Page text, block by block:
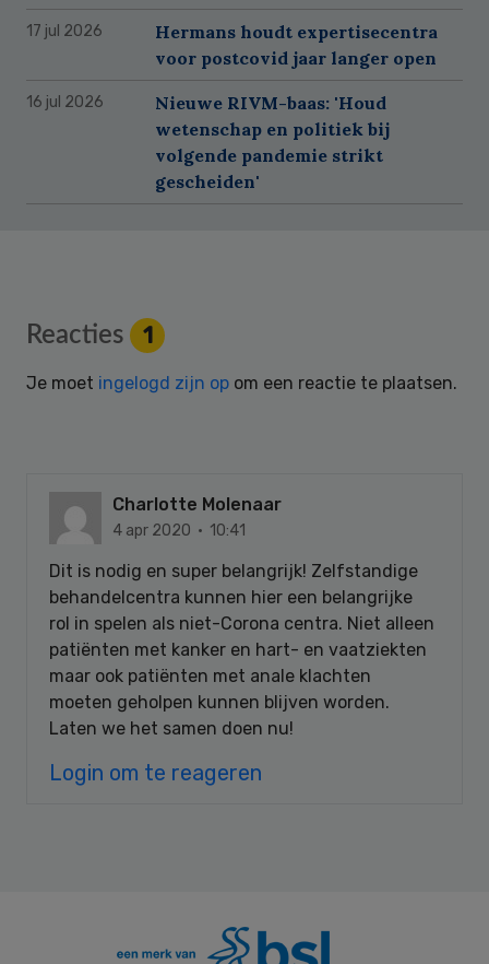
17 jul 2026
Hermans houdt expertisecentra
voor postcovid jaar langer open
16 jul 2026
Nieuwe RIVM-baas: 'Houd
wetenschap en politiek bij
volgende pandemie strikt
gescheiden'
Reader
Interactions
Reacties 1
Je moet ingelogd zijn op om een reactie te plaatsen.
Charlotte Molenaar
4 apr 2020 · 10:41
Dit is nodig en super belangrijk! Zelfstandige
behandelcentra kunnen hier een belangrijke
rol in spelen als niet-Corona centra. Niet alleen
patiënten met kanker en hart- en vaatziekten
maar ook patiënten met anale klachten
moeten geholpen kunnen blijven worden.
Laten we het samen doen nu!
Login om te reageren